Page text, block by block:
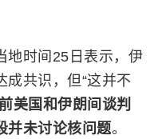
地时间25日表示，伊
成共识，但“这并不
美国和伊朗间谈判
并未讨论核问题。